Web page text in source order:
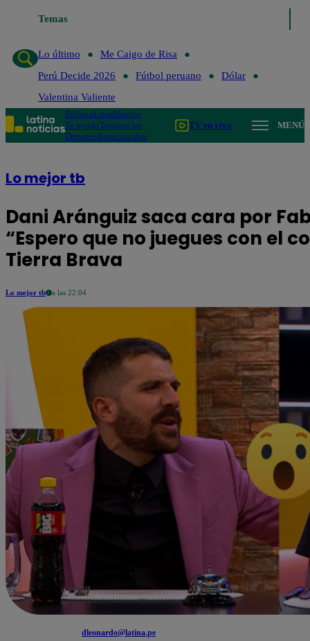
Temas
Lo último Me Caigo de Risa
Lo último
Me Caigo de Risa
Perú Decide 2026
Fútbol peruano
Dólar
Valentina Valiente
PolíticaLimaMundo
Te ayudoTendencias
DeportesEspectáculos
TV en vivo MENÚ
Lo mejor tb
Dani Aránguiz saca cara por
“Espero que no juegues con el
Tierra Brava
Lo mejor tb a las 22:04
dleonardo@latina.pe